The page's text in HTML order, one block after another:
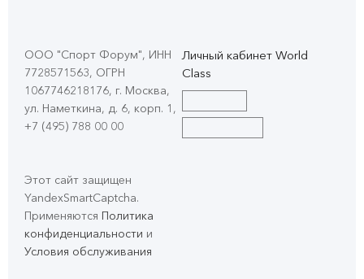
ООО "Спорт Форум", ИНН
7728571563, ОГРН
1067746218176, г. Москва,
ул. Наметкина, д. 6, корп. 1 ,
+7 (495) 788 00 00
Этот сайт защищен
YandexSmartCaptcha.
Применяются Политика
конфиденциальности и
Условия обслуживания
Личный кабинет World
Class